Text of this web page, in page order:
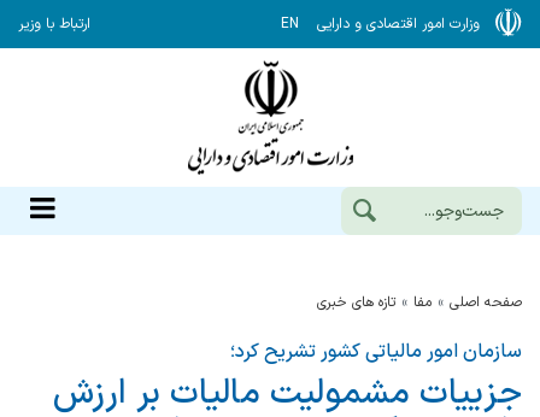
وزارت امور اقتصادی و دارایی EN ارتباط با وزیر
صفحه اصلی مفا تازه های خبری
سازمان امور مالیاتی کشور تشریح کرد؛
جزییات مشمولیت مالیات بر ارزش